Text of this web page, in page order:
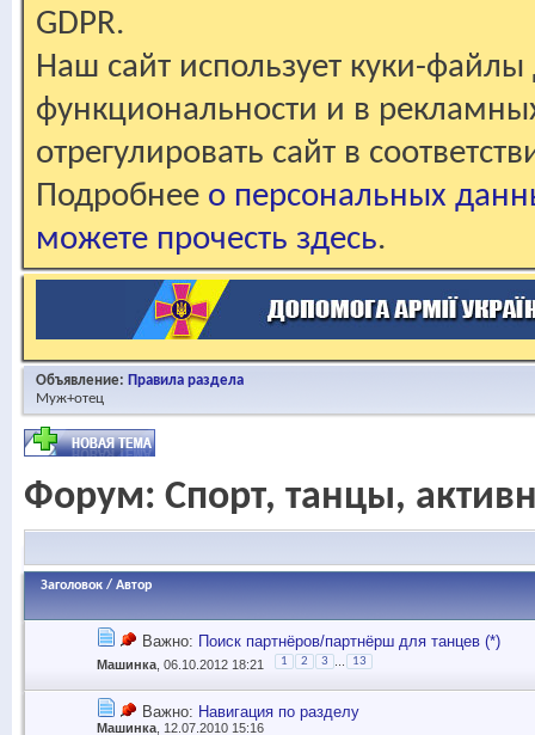
GDPR.
Наш сайт использует куки-файлы
функциональности и в
отрегулировать сайт в
Подробнее о персональных
можете прочесть здесь.
Объявление: Правила раздела
Муж+отец
Форум: Спорт, танцы,
Заголовок / Автор
Важно: Поиск партнёров/партнёрш для танцев (*)
Машинка , 06.10.2012 18:21 1 2 3 13
Важно: Навигация по разделу
Машинка, 12.07.2010 15:16